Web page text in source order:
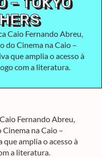
Caio Fernando Abreu,
do Cinema na Caio –
que amplia o acesso à
com a literatura.
Fernando Abreu,
Cinema na Caio –
amplia o acesso à
a literatura.